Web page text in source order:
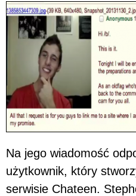
Na jego wiadomość
użytkownik, który
serwisie Chateen.